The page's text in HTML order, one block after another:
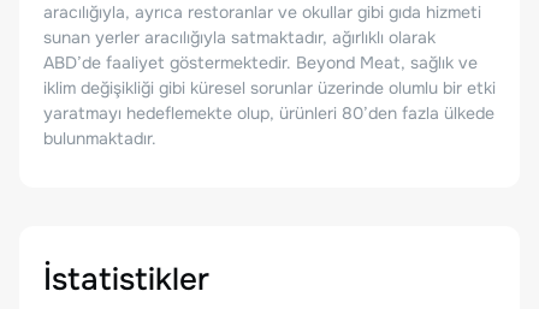
aracılığıyla, ayrıca restoranlar ve okullar gibi gıda hizmeti
sunan yerler aracılığıyla satmaktadır, ağırlıklı olarak
ABD’de faaliyet göstermektedir. Beyond Meat, sağlık ve
iklim değişikliği gibi küresel sorunlar üzerinde olumlu bir etki
yaratmayı hedeflemekte olup, ürünleri 80’den fazla ülkede
bulunmaktadır.
İstatistikler